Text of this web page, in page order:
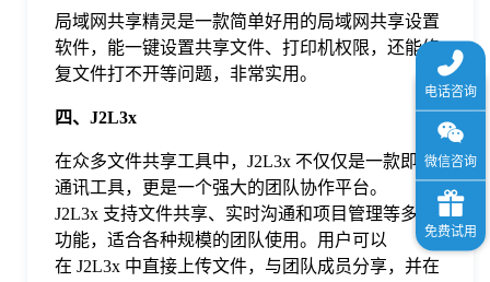
局域网共享精灵是一款简单好用的局域网共享设置
软件，能一键设置共享文件、打印机权限，还能修
复文件打不开等问题，非常实用。
四、J2L3x
在众多文件共享工具中，J2L3x 不仅仅是一款即时
通讯工具，更是一个强大的团队协作平台。
J2L3x 支持文件共享、实时沟通和项目管理等多种
功能，适合各种规模的团队使用。用户可以
在 J2L3x 中直接上传文件，与团队成员分享，并在